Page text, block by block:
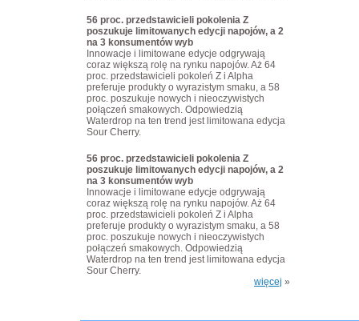
56 proc. przedstawicieli pokolenia Z
poszukuje limitowanych edycji napojów, a 2
na 3 konsumentów wyb
Innowacje i limitowane edycje odgrywają
coraz większą rolę na rynku napojów. Aż 64
proc. przedstawicieli pokoleń Z i Alpha
preferuje produkty o wyrazistym smaku, a 58
proc. poszukuje nowych i nieoczywistych
połączeń smakowych. Odpowiedzią
Waterdrop na ten trend jest limitowana edycja
Sour Cherry.
56 proc. przedstawicieli pokolenia Z
poszukuje limitowanych edycji napojów, a 2
na 3 konsumentów wyb
Innowacje i limitowane edycje odgrywają
coraz większą rolę na rynku napojów. Aż 64
proc. przedstawicieli pokoleń Z i Alpha
preferuje produkty o wyrazistym smaku, a 58
proc. poszukuje nowych i nieoczywistych
połączeń smakowych. Odpowiedzią
Waterdrop na ten trend jest limitowana edycja
Sour Cherry.
więcej »